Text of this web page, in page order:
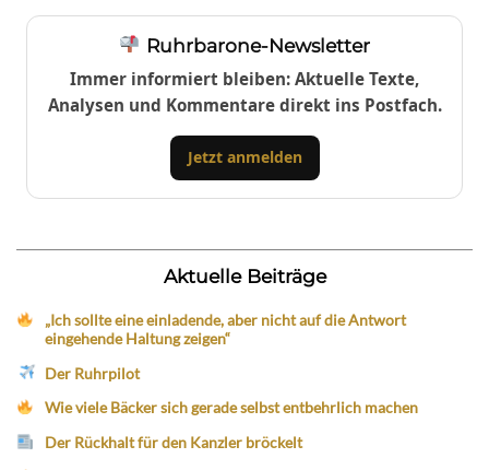
Ruhrbarone-Newsletter
Immer informiert bleiben: Aktuelle Texte,
Analysen und Kommentare direkt ins Postfach.
Jetzt anmelden
Aktuelle Beiträge
„Ich sollte eine einladende, aber nicht auf die Antwort
eingehende Haltung zeigen“
Der Ruhrpilot
Wie viele Bäcker sich gerade selbst entbehrlich machen
Der Rückhalt für den Kanzler bröckelt